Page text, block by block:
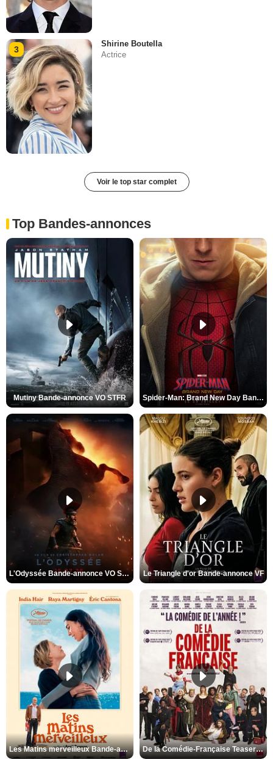
3
Shirine Boutella
Actrice
Voir le top star complet
Top Bandes-annonces
Mutiny Bande-annonce VO STFR Spider-Man: Brand New Day Bande-annonce VO STFR
L'Odyssée Bande-annonce VO STFR Le Triangle d'or Bande-annonce VF
Les Matins merveilleux Bande-annonce VF De la Comédie-Française Teaser VF